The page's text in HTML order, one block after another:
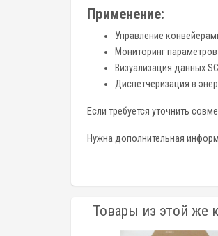
Применение:
Управление
Мониторинг
Визуализация данных
Диспетчеризация в
Если требуется уточнить
Нужна дополнительная
Товары из этой же